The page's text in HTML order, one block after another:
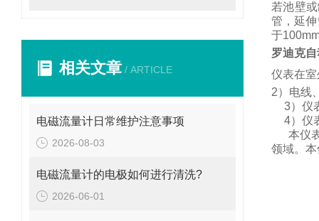
相关文章 / ARTICLE
电磁流量计日常维护注意事项
2026-08-03
电磁流量计的电极如何进行清洗?
2026-06-01
若池壁
管，延
于
罗迪克
仪表在
2）电线
3）仪
4）仪
本仪
领域。 本